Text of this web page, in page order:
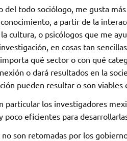
del todo sociólogo, me gusta
a partir de la
cultura, o psicólogos que me
en cosas tan
qué sector o con qué
o dará resultados en la
pueden resultar o son viables
particular los investigadores
poco eficientes para
no son retomadas por los